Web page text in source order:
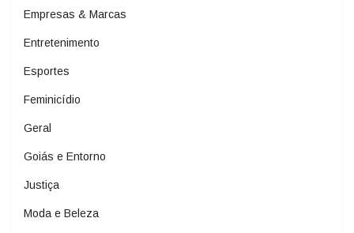
Empresas & Marcas
Entretenimento
Esportes
Feminicídio
Geral
Goiás e Entorno
Justiça
Moda e Beleza